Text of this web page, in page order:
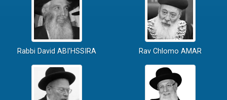
Rabbi David ABI'HSSIRA Rav Chlomo AMAR